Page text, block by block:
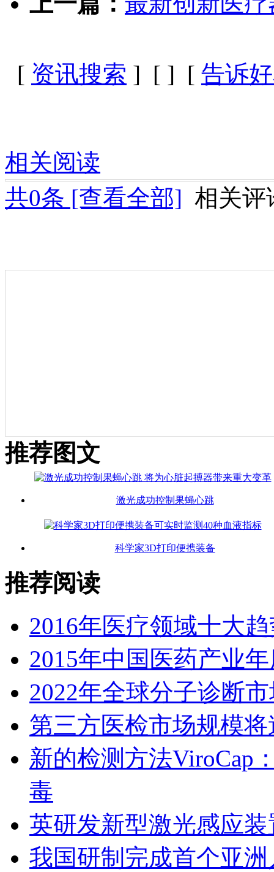
[ 资讯搜索 ] [ ] [ 告诉
相关阅读
共0条 [查看全部] 相关评
推荐图文
激光成功控制果蝇心跳
科学家3D打印便携装备
推荐阅读
2016年医疗领域十大
2015年中国医药产业
2022年全球分子诊断
第三方医检市场规模将
新的检测方法ViroCap
毒
英研发新型激光感应
我国研制完成首个亚